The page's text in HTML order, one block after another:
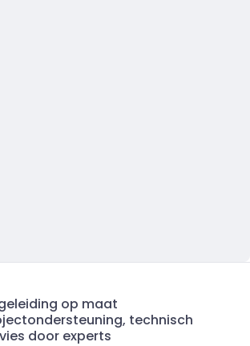
op maat
technisch
door experts